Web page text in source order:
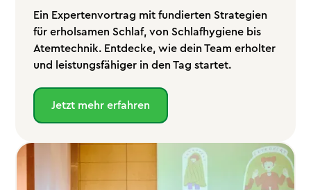
Ein Expertenvortrag mit fundierten Strategien
für erholsamen Schlaf, von Schlafhygiene bis
Atemtechnik. Entdecke, wie dein Team erholter
und leistungsfähiger in den Tag startet.
Jetzt mehr erfahren